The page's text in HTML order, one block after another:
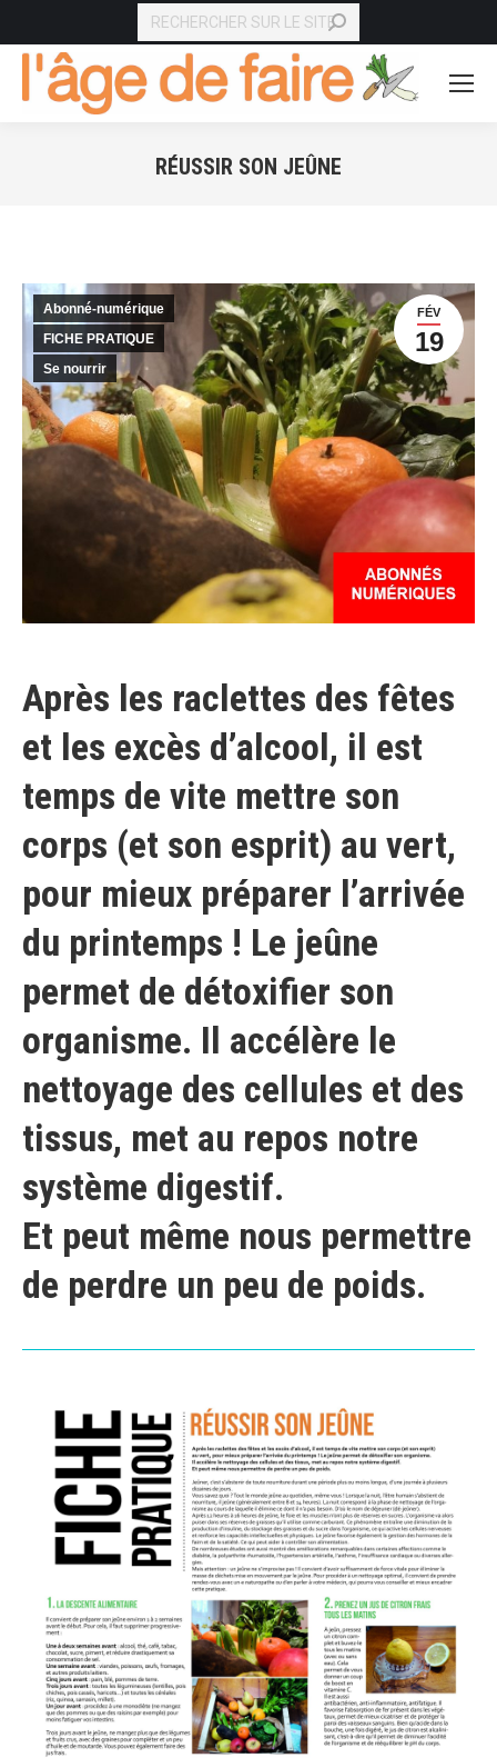
RECHERCHE
RÉUSSIR SON JEÛNE
FÉV
19
Abonné-numérique
FICHE PRATIQUE
Se nourrir
Après les raclettes des fêtes
et les excès d’alcool, il est
temps de vite mettre son
corps (et son esprit) au vert,
pour mieux préparer l’arrivée
du printemps ! Le jeûne
permet de détoxifier son
organisme. Il accélère le
nettoyage des cellules et des
tissus, met au repos notre
système digestif.
Et peut même nous permettre
de perdre un peu de poids.